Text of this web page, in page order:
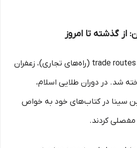
از گذشته تا امروز
با ظهور اسلام و گسترش trade routes (راه‌های تجاری)، زعفران
شد. در دوران طلایی اسلام،
سینا در کتاب‌های خود به خواص
مفصلی کردند.